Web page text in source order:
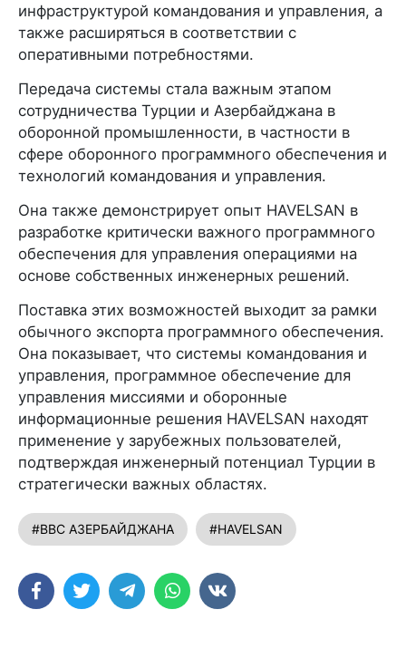
инфраструктурой командования и управления, а
также расширяться в соответствии с
оперативными потребностями.
Передача системы стала важным этапом
сотрудничества Турции и Азербайджана в
оборонной промышленности, в частности в
сфере оборонного программного обеспечения и
технологий командования и управления.
Она также демонстрирует опыт HAVELSAN в
разработке критически важного программного
обеспечения для управления операциями на
основе собственных инженерных решений.
Поставка этих возможностей выходит за рамки
обычного экспорта программного обеспечения.
Она показывает, что системы командования и
управления, программное обеспечение для
управления миссиями и оборонные
информационные решения HAVELSAN находят
применение у зарубежных пользователей,
подтверждая инженерный потенциал Турции в
стратегически важных областях.
#ВВС АЗЕРБАЙДЖАНА #HAVELSAN